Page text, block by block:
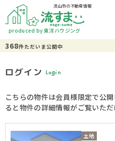
流山市の不動産情報
produced by 東洋ハウジング
368件ただいま公開中
ログイン Login
こちらの物件は会員様限定で公
ると物件の詳細情報がご覧いただ
土地